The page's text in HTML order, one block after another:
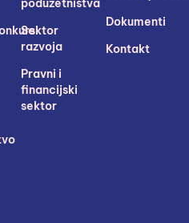
Dokumenti
Kontakt
poduzetništva
Sektor
razvoja
Pravni i
financijski
sektor